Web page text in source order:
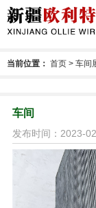
当前位置： 首页 > 车间
车间
发布时间：2023-